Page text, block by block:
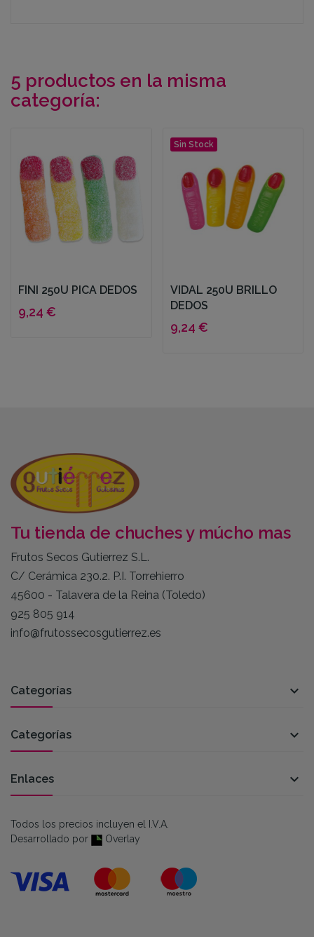
5 productos en la misma
categoría:
FINI 250U PICA DEDOS
9,24 €
Sin Stock
VIDAL 250U BRILLO
DEDOS
9,24 €
Tu tienda de chuches y múcho mas
Frutos Secos Gutierrez S.L.
C/ Cerámica 230.2. P.I. Torrehierro
45600 - Talavera de la Reina (Toledo)
925 805 914
info@frutossecosgutierrez.es
Categorías 
Categorías 
Enlaces 
Todos los precios incluyen el I.V.A.
Desarrollado por
Overlay